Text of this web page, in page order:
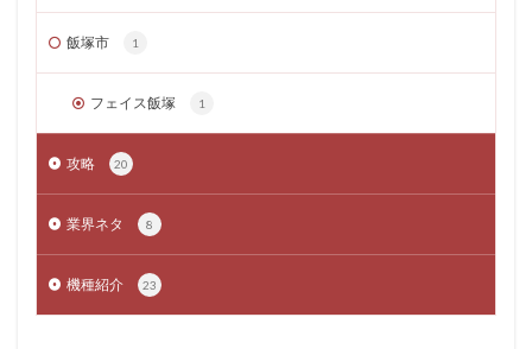
飯塚市 1
フェイス飯塚 1
攻略 20
業界ネタ 8
機種紹介 23